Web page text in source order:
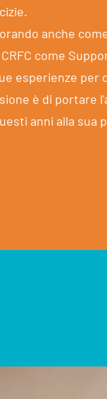
anche
come
esperienze per
è di portare
anni alla sua